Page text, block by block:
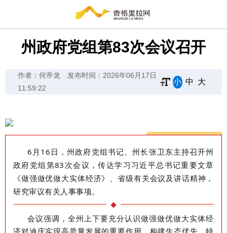
州政府党组第83次会议召开
作者：何帝龙
发布时间：2026年06月17日
11:59:22
小 中 大
6月16日，州政府党组书记、州长张卫东主持召开州
政府党组第83次会议，传达学习习近平总书记重要文章
《做强做优做大实体经济》 、省级有关会议及讲话精神，
研究审议有关人事事项。
会议强调 ，全州上下要充分认识做强做优做大实体经